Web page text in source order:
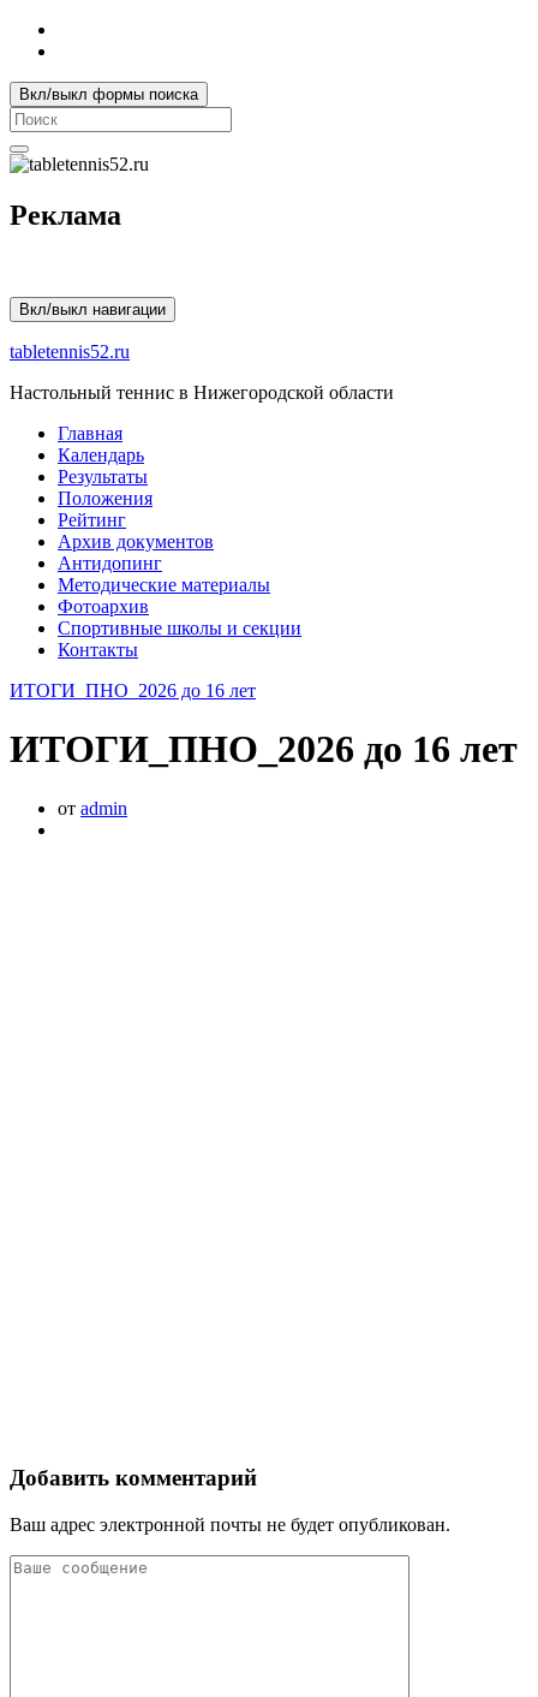
Вкл/выкл формы поиска
Search
for:
Реклама
Вкл/выкл навигации
tabletennis52.ru
Настольный теннис в Нижегородской области
Главная
Календарь
Результаты
Положения
Рейтинг
Архив документов
Антидопинг
Методические материалы
Фотоархив
Спортивные школы и секции
Контакты
ИТОГИ_ПНО_2026 до 16 лет
ИТОГИ_ПНО_2026 до 16 лет
от admin
Добавить комментарий
Ваш адрес электронной почты не будет опубликован.